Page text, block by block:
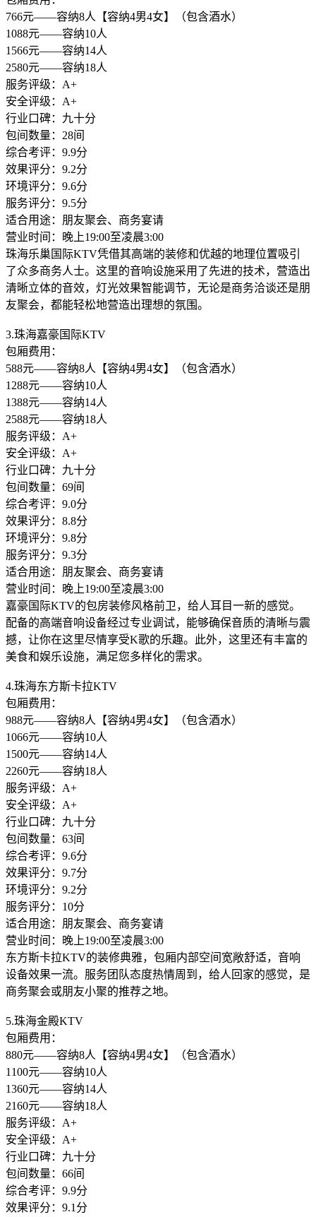
766元——容纳8人【容纳4男4女】（包含酒水）
1088元——容纳10人
1566元——容纳14人
2580元——容纳18人
服务评级：A+
安全评级：A+
行业口碑：九十分
包间数量：28间
综合考评：9.9分
效果评分：9.2分
环境评分：9.6分
服务评分：9.5分
适合用途：朋友聚会、商务宴请
营业时间：晚上19:00至凌晨3:00
珠海乐巢国际KTV凭借其高端的装修和优越的地理位置吸引
了众多商务人士。这里的音响设施采用了先进的技术，营造出
清晰立体的音效，灯光效果智能调节，无论是商务洽谈还是朋
友聚会，都能轻松地营造出理想的氛围。
3.珠海嘉豪国际KTV
包厢费用：
588元——容纳8人【容纳4男4女】（包含酒水）
1288元——容纳10人
1388元——容纳14人
2588元——容纳18人
服务评级：A+
安全评级：A+
行业口碑：九十分
包间数量：69间
综合考评：9.0分
效果评分：8.8分
环境评分：9.8分
服务评分：9.3分
适合用途：朋友聚会、商务宴请
营业时间：晚上19:00至凌晨3:00
嘉豪国际KTV的包房装修风格前卫，给人耳目一新的感觉。
配备的高端音响设备经过专业调试，能够确保音质的清晰与震
撼，让你在这里尽情享受K歌的乐趣。此外，这里还有丰富的
美食和娱乐设施，满足您多样化的需求。
4.珠海东方斯卡拉KTV
包厢费用：
988元——容纳8人【容纳4男4女】（包含酒水）
1066元——容纳10人
1500元——容纳14人
2260元——容纳18人
服务评级：A+
安全评级：A+
行业口碑：九十分
包间数量：63间
综合考评：9.6分
效果评分：9.7分
环境评分：9.2分
服务评分：10分
适合用途：朋友聚会、商务宴请
营业时间：晚上19:00至凌晨3:00
东方斯卡拉KTV的装修典雅，包厢内部空间宽敞舒适，音响
设备效果一流。服务团队态度热情周到，给人回家的感觉，是
商务聚会或朋友小聚的推荐之地。
5.珠海金殿KTV
包厢费用：
880元——容纳8人【容纳4男4女】（包含酒水）
1100元——容纳10人
1360元——容纳14人
2160元——容纳18人
服务评级：A+
安全评级：A+
行业口碑：九十分
包间数量：66间
综合考评：9.9分
效果评分：9.1分